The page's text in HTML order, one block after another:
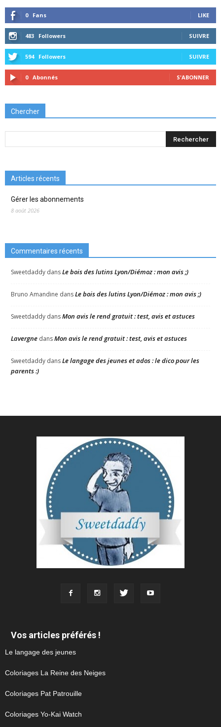
0 Fans LIKE
483 Followers SUIVRE
594 Followers SUIVRE
0 Abonnés S'ABONNER
Chercher
Articles récents
Gérer les abonnements
8 août 2026
Commentaires récents
Sweetdaddy dansLe bois des lutins Lyon/Diémoz : mon avis ;)
Bruno Amandine dansLe bois des lutins Lyon/Diémoz : mon avis ;)
Sweetdaddy dansMon avis le rend gratuit : test, avis et astuces
Lavergne dansMon avis le rend gratuit : test, avis et astuces
Sweetdaddy dansLe langage des jeunes et ados : le dico pour les
parents :)
Vos articles préférés !
Le langage des jeunes
Coloriages La Reine des Neiges
Coloriages Pat Patrouille
Coloriages Yo-Kai Watch